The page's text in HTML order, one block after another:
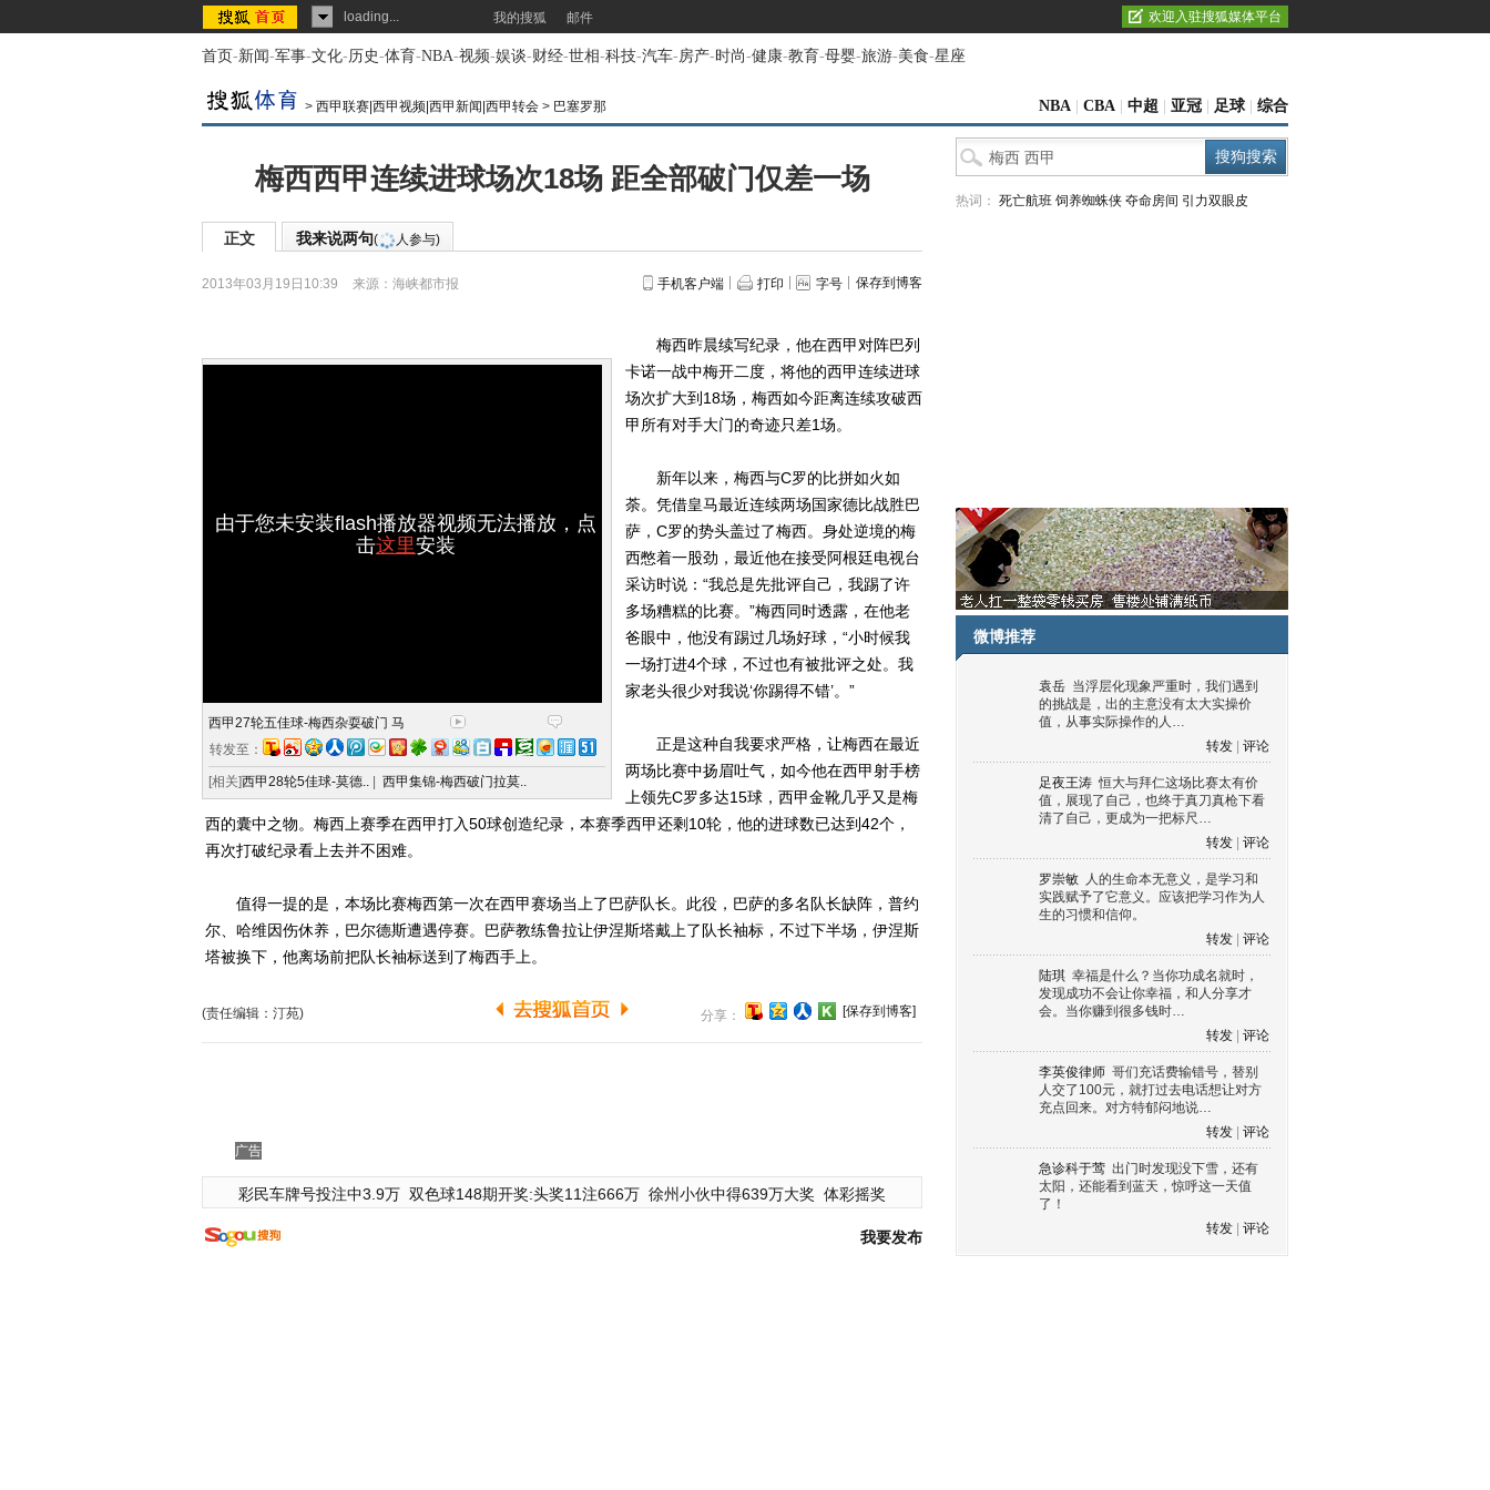
loading... 我的搜狐 邮件 欢迎入驻搜狐媒体平台
首页-新闻-军事-文化-历史-体育-NBA-视频-娱谈-财经-世相-科技-汽车-房产-时尚-健康-教育-母婴-旅游-美食-星座
> 西甲联赛|西甲视频|西甲新闻|西甲转会 > 巴塞罗那 NBA CBA 中超 亚冠 足球 综合
梅西西甲连续进球场次18场 距全部破门仅差一场
正文 我来说两句( 人参与)
2013年03月19日10:39 来源： 海峡都市报 手机客户端 打印 字号 保存到博客
由于您未安装flash播放器视频无法播放，点
击这里安装
西甲27轮五佳球-梅西杂耍破门 马
转发至：
[相关]西甲28轮5佳球-莫德.. 西甲集锦-梅西破门拉莫..
梅西昨晨续写纪录，他在西甲对阵巴列
卡诺一战中梅开二度，将他的西甲连续进球
场次扩大到18场，梅西如今距离连续攻破西
甲所有对手大门的奇迹只差1场。
新年以来，梅西与C罗的比拼如火如
荼。凭借皇马最近连续两场国家德比战胜巴
萨，C罗的势头盖过了梅西。身处逆境的梅
西憋着一股劲，最近他在接受阿根廷电视台
采访时说：“我总是先批评自己，我踢了许
多场糟糕的比赛。”梅西同时透露，在他老
爸眼中，他没有踢过几场好球，“小时候我
一场打进4个球，不过也有被批评之处。我
家老头很少对我说‘你踢得不错’。”
正是这种自我要求严格，让梅西在最近
两场比赛中扬眉吐气，如今他在西甲射手榜
上领先C罗多达15球，西甲金靴几乎又是梅
西的囊中之物。梅西上赛季在西甲打入50球创造纪录，本赛季西甲还剩10轮，他的进球数已达到42个，
再次打破纪录看上去并不困难。
值得一提的是，本场比赛梅西第一次在西甲赛场当上了巴萨队长。此役，巴萨的多名队长缺阵，普约
尔、哈维因伤休养，巴尔德斯遭遇停赛。巴萨教练鲁拉让伊涅斯塔戴上了队长袖标，不过下半场，伊涅斯
塔被换下，他离场前把队长袖标送到了梅西手上。
(责任编辑：汀苑) 分享： [保存到博客]
广告
彩民车牌号投注中3.9万 双色球148期开奖:头奖11注666万 徐州小伙中得639万大奖 体彩摇奖
我要发布
热词： 死亡航班 饲养蜘蛛侠 夺命房间 引力双眼皮
微博推荐
袁岳 当浮层化现象严重时，我们遇到
的挑战是，出的主意没有太大实操价
值，从事实际操作的人…
转发
评论
足夜王涛 恒大与拜仁这场比赛太有价
值，展现了自己，也终于真刀真枪下看
清了自己，更成为一把标尺…
转发
评论
罗崇敏 人的生命本无意义，是学习和
实践赋予了它意义。应该把学习作为人
生的习惯和信仰。
转发
评论
陆琪 幸福是什么？当你功成名就时，
发现成功不会让你幸福，和人分享才
会。当你赚到很多钱时…
转发
评论
李英俊律师 哥们充话费输错号，替别
人交了100元，就打过去电话想让对方
充点回来。对方特郁闷地说…
转发
评论
急诊科于莺 出门时发现没下雪，还有
太阳，还能看到蓝天，惊呼这一天值
了！
转发
评论